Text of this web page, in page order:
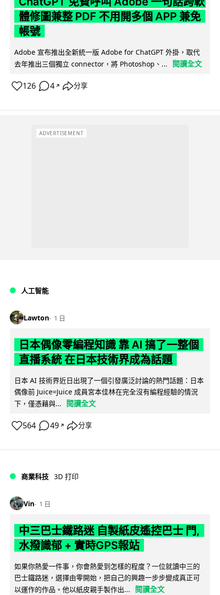
體修圖兼整 PDF 不用開多個 APP 兼免
帳號
Adobe 宣布推出全新統一版 Adobe for ChatGPT 外掛，取代
去年推出三個獨立 connector，將 Photoshop、...
閱讀全文
126 4 ↗ 分享
ADVERTISEMENT
人工智能
Lawton 1 日
日本偶像零編程知識 靠 AI 搞了一整個
直播系統 在日本技術界成為話題
日本 AI 技術界近日出現了一個引發廣泛討論的熱門話題：日本
偶像前 Juice=Juice 成員宮本佳林在完全沒有編程經驗的情況
下，僅憑藉與...
閱讀全文
564 49 ↗ 分享
商業科技 3D 打印
Vin 1 日
中三巴士鐵路迷 自製紙皮遙控巴士 門,
水撥識郁 + 實時GPS報站
如果你熱愛一件事，你會熱愛到怎樣的程度？一位就讀中三的
巴士鐵路迷，選擇由零開始，把自己的興趣一步步變成真正可
以運作的作品。他以紙皮親手製作出...
閱讀全文